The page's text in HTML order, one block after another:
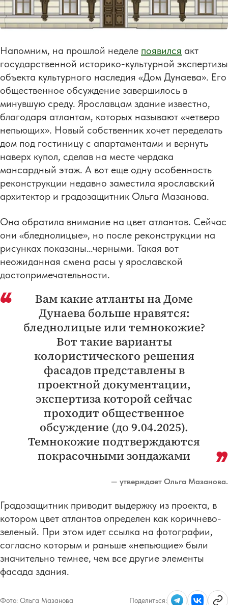
Напомним, на прошлой неделе появился акт
государственной историко-культурной экспертизы
объекта культурного наследия «Дом Дунаева». Его
общественное обсуждение завершилось в
минувшую среду. Ярославцам здание известно,
благодаря атлантам, которых называют «четверо
непьющих». Новый собственник хочет переделать
дом под гостиницу с апартаментами и вернуть
наверх купол, сделав на месте чердака
мансардный этаж. А вот еще одну особенность
реконструкции недавно заместила ярославский
архитектор и градозащитник Ольга Мазанова.
Она обратила внимание на цвет атлантов. Сейчас
они «бледнолицые», но после реконструкции на
рисунках показаны…черными. Такая вот
неожиданная смена расы у ярославской
достопримечательности.
Вам какие атланты на Доме
Дунаева больше нравятся:
бледнолицые или темнокожие?
Вот такие варианты
колористического решения
фасадов представлены в
проектной документации,
экспертиза которой сейчас
проходит общественное
обсуждение (до 9.04.2025).
Темнокожие подтверждаются
покрасочными зондажами
— утверждает Ольга Мазанова.
Градозащитник приводит выдержку из проекта, в
котором цвет атлантов определен как коричнево-
зеленый. При этом идет ссылка на фотографии,
согласно которым и раньше «непьющие» были
значительно темнее, чем все другие элементы
фасада здания.
Фото: Ольга Мазанова Поделиться: